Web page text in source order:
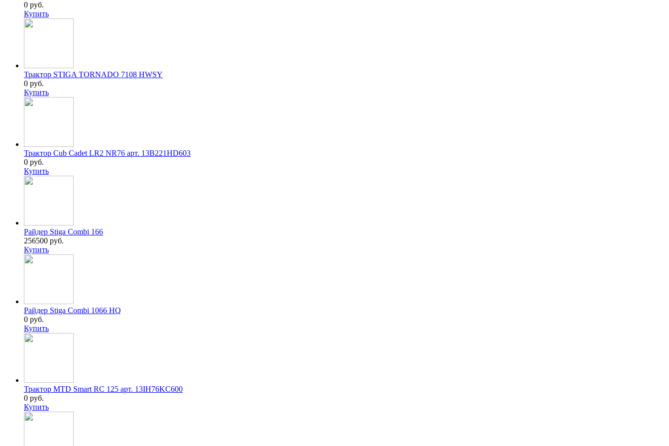
0 руб.
Купить
Трактор STIGA TORNADO 7108 HWSY
0 руб.
Купить
Трактор Cub Cadet LR2 NR76 арт. 13B221HD603
0 руб.
Купить
Райдер Stiga Combi 166
256500 руб.
Купить
Райдер Stiga Combi 1066 HQ
0 руб.
Купить
Трактор MTD Smart RC 125 арт. 13IH76KC600
0 руб.
Купить